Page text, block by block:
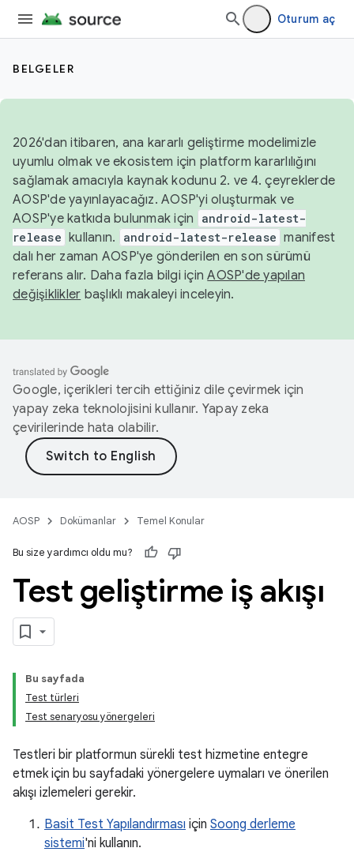
Oturum aç
BELGELER
2026'dan itibaren, ana kararlı geliştirme modelimizle
uyumlu olmak ve ekosistem için platform kararlılığını
sağlamak amacıyla kaynak kodunu 2. ve 4. çeyreklerde
AOSP'de yayınlayacağız. AOSP'yi oluşturmak ve
AOSP'ye katkıda bulunmak için
android-latest-
release kullanın. android-latest-release manifest
dalı her zaman AOSP'ye gönderilen en son sürümü
referans alır. Daha fazla bilgi içinAOSP'de yapılan
değişiklikler başlıklı makaleyi inceleyin.
Google, içerikleri tercih ettiğiniz dile çevirmek için
yapay zeka teknolojisini kullanır. Yapay zeka
çevirilerinde hata olabilir.
AOSP Dokümanlar Temel Konular
Bu size yardımcı oldu mu?
Test geliştirme iş akışı
Bu sayfada
Test türleri
Test senaryosu yönergeleri
Testleri bir platformun sürekli test hizmetine entegre
etmek için bu sayfadaki yönergelere uymaları ve önerilen
akışı izlemeleri gerekir.
Basit Test Yapılandırması için Soong derleme
sistemi'ni kullanın.